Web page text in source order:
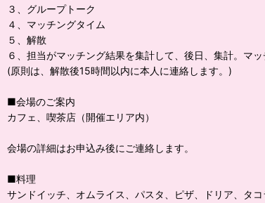
３、グループトーク
４、マッチングタイム
５、解散
６、担当がマッチング結果を集計して、後日、集計。マ
(原則は、解散後15時間以内に本人に連絡します。)
■会場のご案内
カフェ、喫茶店（開催エリア内）
会場の詳細はお申込み後にご連絡します。
■料理
サンドイッチ、オムライス、パスタ、ピザ、ドリア、タコ